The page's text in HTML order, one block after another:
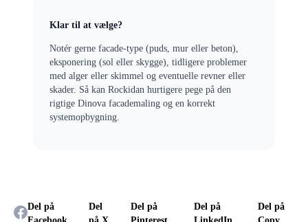
Klar til at vælge?
Notér gerne facade-type (puds, mur eller beton),
eksponering (sol eller skygge), tidligere problemer
med alger eller skimmel og eventuelle revner eller
skader. Så kan Rockidan hurtigere pege på den
rigtige Dinova facademaling og en korrekt
systemopbygning.
Del på
Del
Del på
Del på
Del på